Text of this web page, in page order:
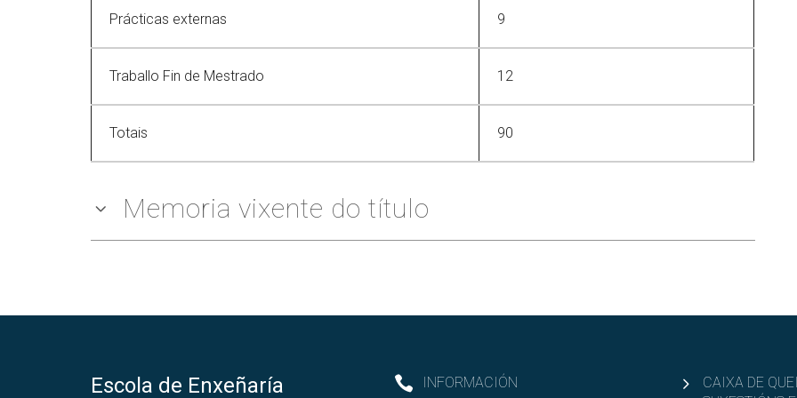
Prácticas externas 9
Traballo Fin de Mestrado 12
Totais 90
Memoria vixente do título
Escola de Enxeñaría INFORMACIÓN
CAIXA DE